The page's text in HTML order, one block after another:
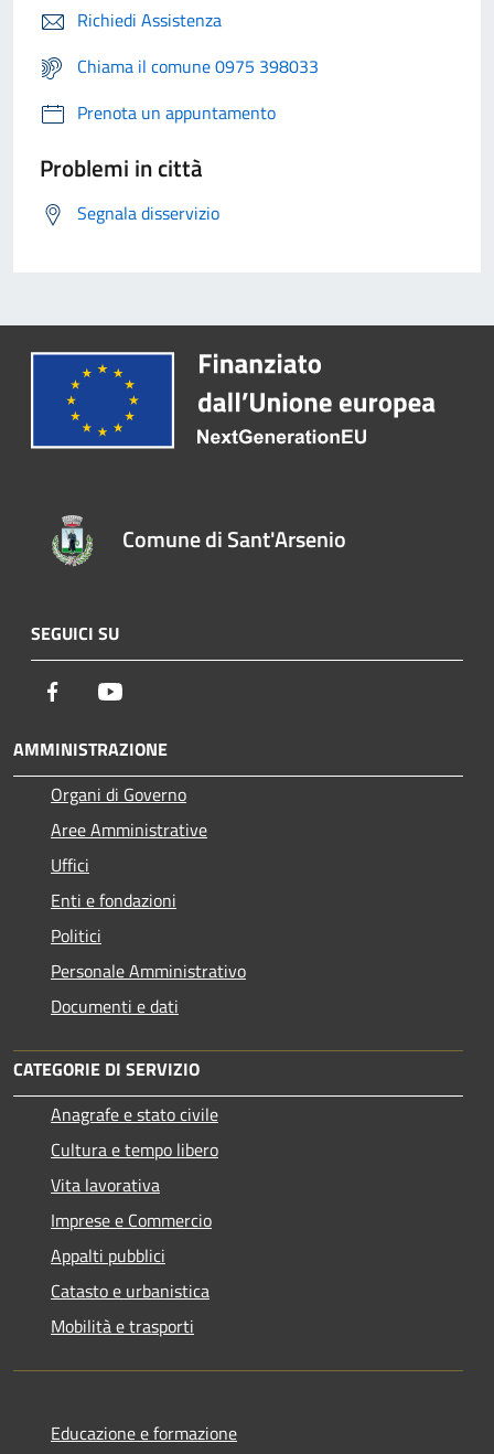
Richiedi Assistenza
Chiama il comune 0975 398033
Prenota un appuntamento
Problemi in città
Segnala disservizio
Comune di Sant'Arsenio
SEGUICI SU
Facebook
AMMINISTRAZIONE
Organi di Governo
Aree Amministrative
Uffici
Enti e fondazioni
Politici
Personale Amministrativo
Documenti e dati
CATEGORIE DI SERVIZIO
Anagrafe e stato civile
Cultura e tempo libero
Vita lavorativa
Imprese e Commercio
Appalti pubblici
Catasto e urbanistica
Mobilità e trasporti
Educazione e formazione